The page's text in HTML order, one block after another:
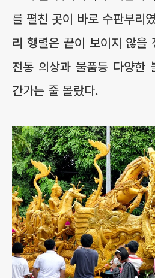
를 펼친 곳이 바로 수판부리
리 행렬은 끝이 보이지 않을
전통 의상과 물품등 다양한
간가는 줄 몰랐다.